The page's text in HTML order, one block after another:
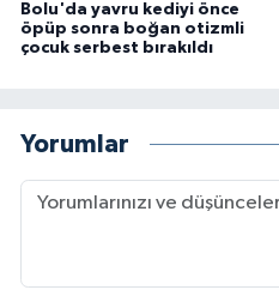
Bolu'da yavru kediyi önce
öpüp sonra boğan otizmli
çocuk serbest bırakıldı
Yorumlar